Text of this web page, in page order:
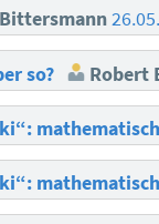
so? Robert